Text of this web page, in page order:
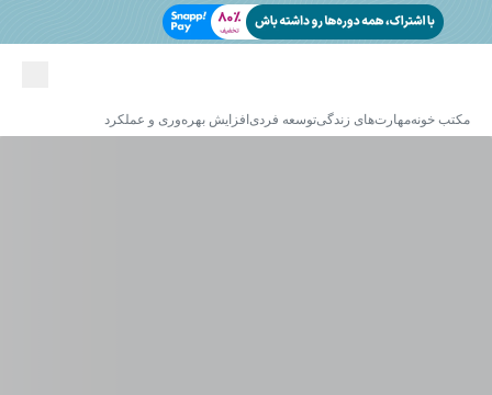
مکتب خونهمهارت‌های زندگیتوسعه فردی افزایش بهره‌وری و عملکرد